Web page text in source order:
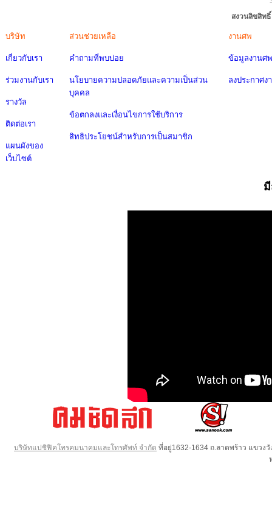
สงวนลิขสิท
บริษัท
เกี่ยวกับเรา
ร่วมงานกับเรา
รางวัล
ติดต่อเรา
แผนผังของ
เว็บไซต์
ส่วนช่วยเหลือ
คำถามที่พบบ่อย
นโยบายความปลอดภัยและความเป็นส่วน
บุคคล
ข้อตกลงและเงื่อนไขการใช้บริการ
สิทธิประโยชน์สำหรับการเป็นสมาชิก
งานศพ
ข้อมูลงานศพ
ลงประกาศง
บริษัทแปซิฟิคโทรคมนาคมและโทรศัพท์ จำกัด ที่อยู่1632-1634 ถ.ลาดพร้าว แขวง